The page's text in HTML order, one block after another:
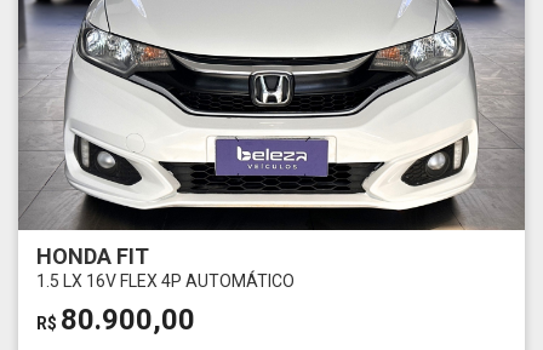
HONDA FIT
1.5 LX 16V FLEX 4P AUTOMÁTICO
R$ 80.900,00